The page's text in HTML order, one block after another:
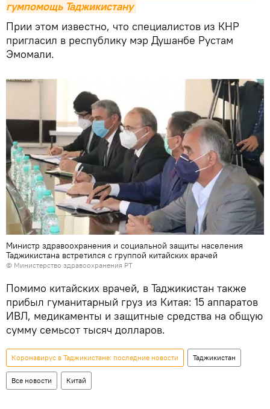
гумпомощь Таджикистану
Прии этом известно, что специалистов из КНР
пригласил в республику мэр Душанбе Рустам
Эмомали.
Министр здравоохранения и социальной защиты населения
Таджикистана встретился с группой китайских врачей
© Министерство здравоохранения РТ
Помимо китайских врачей, в Таджикистан также
прибыл гуманитарный груз из Китая: 15 аппаратов
ИВЛ, медикаменты и защитные средства на общую
сумму семьсот тысяч долларов.
Коронавирус в Таджикистане: последние новости Таджикистан
Все новости Китай